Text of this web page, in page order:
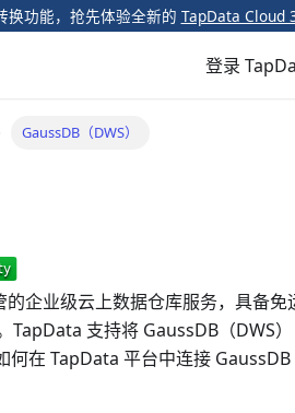
换功能，抢先体验全新的 TapData Cloud
登录
GaussDB（DWS）
企业级云上数据仓库服务，具备
支持将 GaussDB（DWS
在 TapData 平台中连接